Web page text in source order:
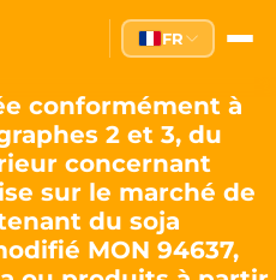
—
founded in 2020, is a
the European Parliament since
(Oder), local leader and
recognized as
FR
conformément à
2 et 3, du
concernant
sur le marché de
du soja
MON 94637,